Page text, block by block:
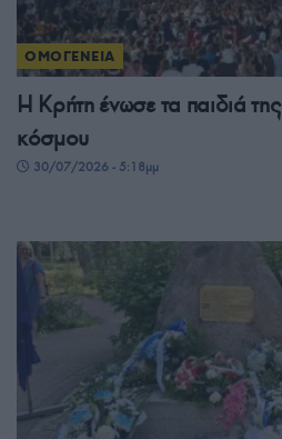
ΟΜΟΓΕΝΕΙΑ
Η Κρήτη ένωσε τα παιδιά
κόσμου
30/07/2026 - 5:18μμ